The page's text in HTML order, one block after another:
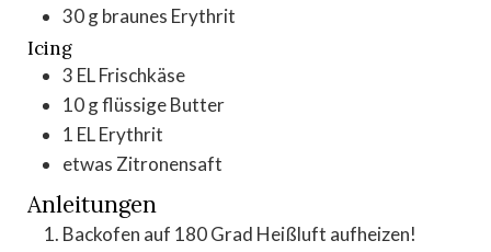
30gbraunes Erythrit
Icing
3 EL Frischkäse
10gflüssige Butter
1 EL Erythrit
etwas Zitronensaft
Anleitungen
Backofen auf 180 Grad Heißluft aufheizen!